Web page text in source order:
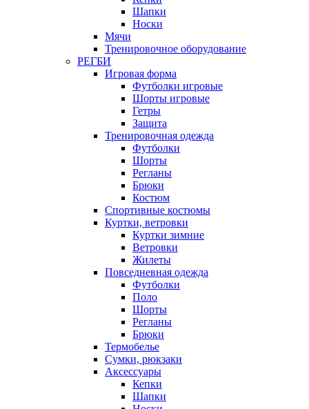
Шапки
Носки
Мячи
Тренировочное оборудование
РЕГБИ
Игровая форма
Футболки игровые
Шорты игровые
Гетры
Защита
Тренировочная одежда
Футболки
Шорты
Регланы
Брюки
Костюм
Спортивные костюмы
Куртки, ветровки
Куртки зимние
Ветровки
Жилеты
Повседневная одежда
Футболки
Поло
Шорты
Регланы
Брюки
Термобелье
Сумки, рюкзаки
Аксессуары
Кепки
Шапки